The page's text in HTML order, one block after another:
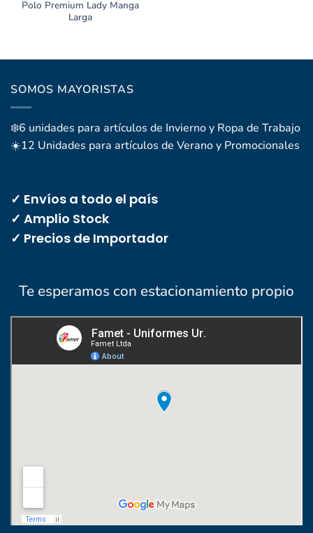
Polo Premium Lady Manga
Larga
SOMOS MAYORISTAS
❄️6 unidades para artículos de Invierno y Ropa de Trabajo
☀️12 Unidades para artículos de Verano y Promocionales
✓ Envíos a todo el país
✓ Amplio Stock
✓ Precios de Importador
Te esperamos con estacionamiento propio